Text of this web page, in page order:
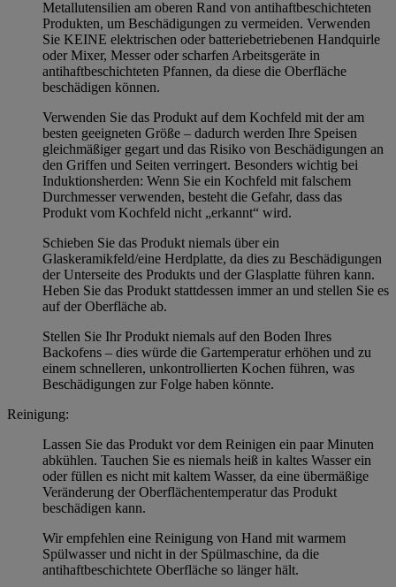
Metallutensilien am oberen Rand von antihaftbeschichteten
Produkten, um Beschädigungen zu vermeiden. Verwenden
Sie KEINE elektrischen oder batteriebetriebenen Handquirle
oder Mixer, Messer oder scharfen Arbeitsgeräte in
antihaftbeschichteten Pfannen, da diese die Oberfläche
beschädigen können.
Verwenden Sie das Produkt auf dem Kochfeld mit der am
besten geeigneten Größe – dadurch werden Ihre Speisen
gleichmäßiger gegart und das Risiko von Beschädigungen an
den Griffen und Seiten verringert. Besonders wichtig bei
Induktionsherden: Wenn Sie ein Kochfeld mit falschem
Durchmesser verwenden, besteht die Gefahr, dass das
Produkt vom Kochfeld nicht „erkannt“ wird.
Schieben Sie das Produkt niemals über ein
Glaskeramikfeld/eine Herdplatte, da dies zu Beschädigungen
der Unterseite des Produkts und der Glasplatte führen kann.
Heben Sie das Produkt stattdessen immer an und stellen Sie es
auf der Oberfläche ab.
Stellen Sie Ihr Produkt niemals auf den Boden Ihres
Backofens – dies würde die Gartemperatur erhöhen und zu
einem schnelleren, unkontrollierten Kochen führen, was
Beschädigungen zur Folge haben könnte.
Reinigung:
Lassen Sie das Produkt vor dem Reinigen ein paar Minuten
abkühlen. Tauchen Sie es niemals heiß in kaltes Wasser ein
oder füllen es nicht mit kaltem Wasser, da eine übermäßige
Veränderung der Oberflächentemperatur das Produkt
beschädigen kann.
Wir empfehlen eine Reinigung von Hand mit warmem
Spülwasser und nicht in der Spülmaschine, da die
antihaftbeschichtete Oberfläche so länger hält.